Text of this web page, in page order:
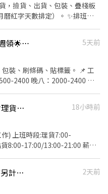
，撿貨、出貨、包裝、疊棧板
紅字天數排定）。 ✨排班彈
蘆竹戶政事務所)
1. 日班B｜⏰
有間休15分鐘)‼️ 📍以上班別需
上班的薪資，將於下一個銀行
🦐大園🦐電商物流🌟書審🌟可週領🌟長派/臨時工
5天前
裝、刷條碼、貼標籤。 📌 工
2400 晚八：2000-2400 大
排休、週休二日 ⭐️可週領 ⭐️書
💰500-3000 ⭐️可短期1-2個
者 賴ID：@nhy5896h 👉截圖
徵蝦皮物流、找霍專員應徵】
近大竹交流道-日本零食空調倉理貨點貨人員(不用怕太熱)
18小時前
) 上班時段:理貨7:00-
8:00-17:00/13:00-21:00 薪資
🌙 夜班最高 240/H｜長派時薪另計唷｜大園物流自由報班中！
2天前